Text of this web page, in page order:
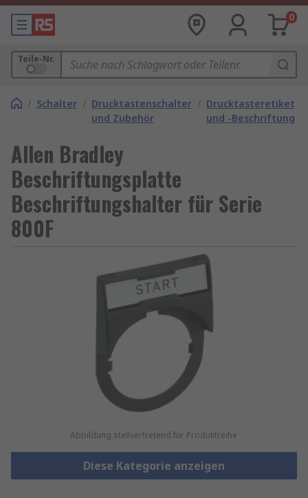
0
Teile-Nr.
/ Schalter / Drucktastenschalter
und Zubehör
/
und -Beschriftungen
Allen Bradley
Beschriftungsplatte
Beschriftungshalter für Serie
800F
Abbildung stellvertretend für Produktreihe
Diese Kategorie anzeigen